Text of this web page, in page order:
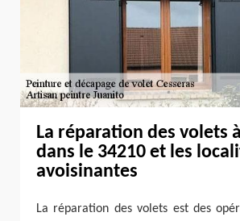
La réparation des volets
dans le 34210 et les
avoisinantes
La réparation des volets est des